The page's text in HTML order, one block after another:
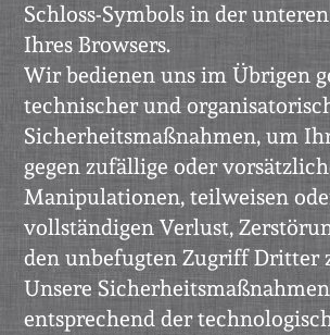
Schloss-Symbols in der
Ihres Browsers.
Wir bedienen uns im Übrigen
technischer und
Sicherheitsmaßnahmen, um
gegen zufällige oder
Manipulationen, teilweisen
vollständigen Verlust,
den unbefugten Zugriff Dritter
Unsere
entsprechend der